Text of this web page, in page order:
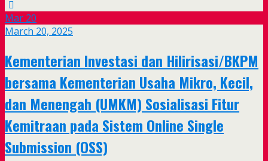
Mar 20
March 20, 2025
Kementerian Investasi dan Hilirisasi/BKPM
bersama Kementerian Usaha Mikro, Kecil,
dan Menengah (UMKM) Sosialisasi Fitur
Kemitraan pada Sistem Online Single
Submission (OSS)